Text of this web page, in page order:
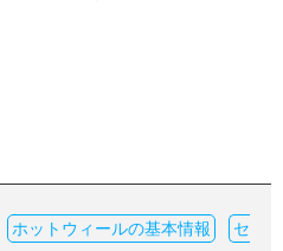
ホットウィールの基本情報 セ